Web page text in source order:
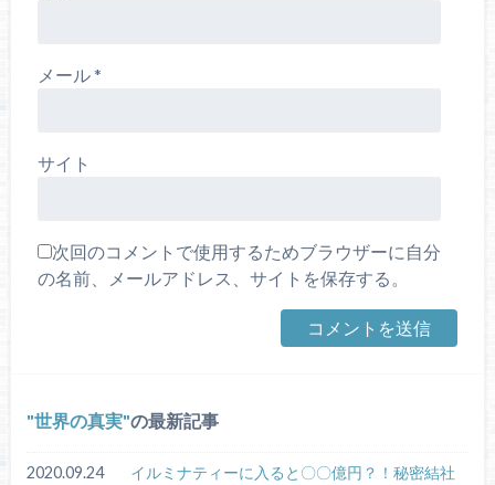
メール*
サイト
次回のコメントで使用するためブラウザーに自分
の名前、メールアドレス、サイトを保存する。
世界の真実 の最新記事
2020.09.24
イルミナティーに入ると〇〇億円？！秘密結社